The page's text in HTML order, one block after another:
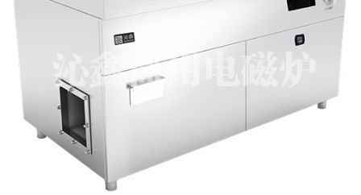
荣誉客户
联系我们